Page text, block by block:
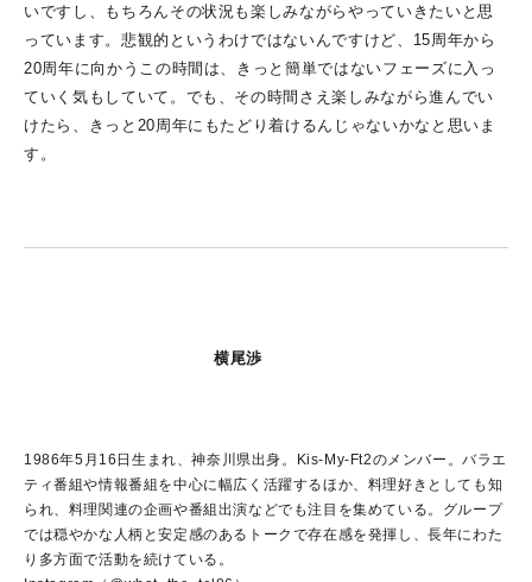
いですし、もちろんその状況も楽しみながらやっていきたいと思
っています。悲観的というわけではないんですけど、15周年から
20周年に向かうこの時間は、きっと簡単ではないフェーズに入っ
ていく気もしていて。でも、その時間さえ楽しみながら進んでい
けたら、きっと20周年にもたどり着けるんじゃないかなと思いま
す。
横尾渉
1986年5月16日生まれ、神奈川県出身。Kis-My-Ft2のメンバー。バラエ
ティ番組や情報番組を中心に幅広く活躍するほか、料理好きとしても知
られ、料理関連の企画や番組出演などでも注目を集めている。グループ
では穏やかな人柄と安定感のあるトークで存在感を発揮し、長年にわた
り多方面で活動を続けている。